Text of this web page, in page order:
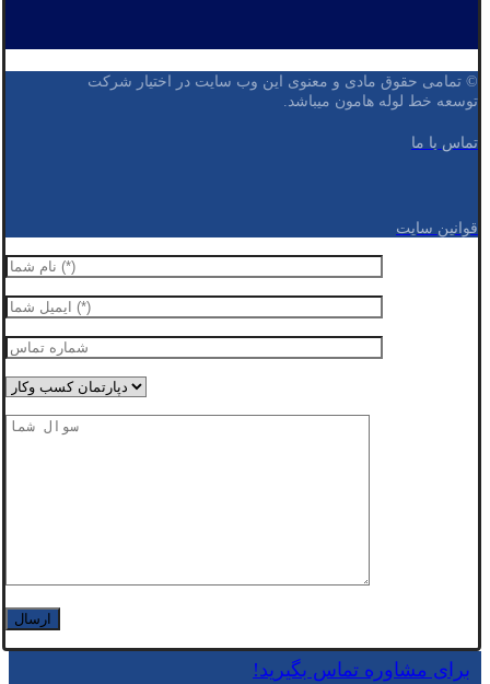
© تمامی حقوق مادی و معنوی این وب سایت در اختیار شرکت
توسعه خط لوله هامون میباشد.
تماس با ما
قوانین سایت
برای مشاوره تماس بگیرید!